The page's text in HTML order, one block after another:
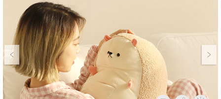
Previous Next